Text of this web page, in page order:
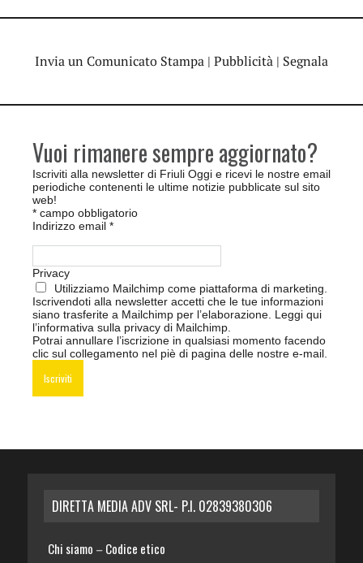
Invia un Comunicato Stampa | Pubblicità | Segnala
Vuoi rimanere sempre aggiornato?
Iscriviti alla newsletter di Friuli Oggi e ricevi le nostre email
periodiche contenenti le ultime notizie pubblicate sul sito
web!
* campo obbligatorio
Indirizzo email *
Privacy
Utilizziamo Mailchimp come piattaforma di marketing.
Iscrivendoti alla newsletter accetti che le tue informazioni
siano trasferite a Mailchimp per l’elaborazione. Leggi qui
l’informativa sulla privacy di Mailchimp
Potrai annullare l’iscrizione in qualsiasi momento facendo
clic sul collegamento nel piè di pagina delle nostre e-mail.
DIRETTA MEDIA ADV SRL- P.I. 02839380306
Chi siamo – Codice etico